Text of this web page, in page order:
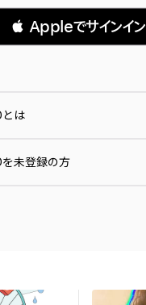
 Appleでサインイン
は
未登録の方